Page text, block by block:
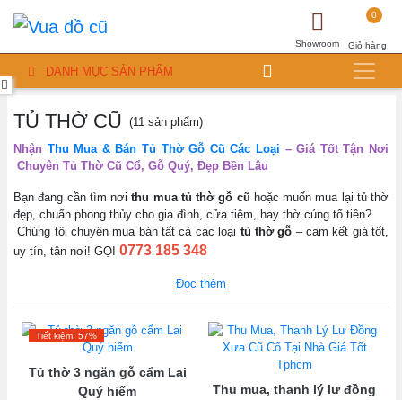
0
Giỏ hàng
Showroom
DANH MỤC SẢN PHẨM
TỦ THỜ CŨ (11 sản phẩm)
Nhận Thu Mua & Bán Tủ Thờ Gỗ Cũ Các Loại – Giá Tốt Tận Nơi
Chuyên Tủ Thờ Cũ Cổ, Gỗ Quý, Đẹp Bền Lâu
Bạn đang cần tìm nơithu mua tủ thờ gỗ cũ hoặc muốn mua lại tủ thờ
đẹp, chuẩn phong thủy cho gia đình, cửa tiệm, hay thờ cúng tổ tiên?
Chúng tôi chuyên mua bán tất cả các loại tủ thờ gỗ – cam kết giá tốt,
uy tín, tận nơi! GỌI 0773 185 348
MUA & BÁN ĐA DẠNG CÁC LOẠI TỦ
THỜ:
Tủ thần tài – thổ địacho cửa hàng, quán ăn, công ty
Tủ thờ Gò Công
nổi tiếng với đường nét tinh xảo, gỗ quý lâu
Đọc thêm
Tiết kiệm: 57%
Tủ thờ 3 ngăn gỗ cẩm Lai
Quý hiếm
Thu mua, thanh lý lư đồng